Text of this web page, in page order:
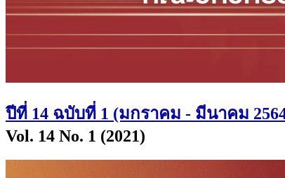
ปีที่ 14 ฉบับที่ 1 (มกราคม - มีนาคม
Vol. 14 No. 1 (2021)